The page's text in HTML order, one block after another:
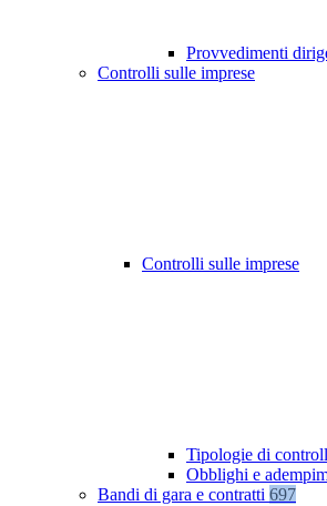
Provvedimenti
Controlli sulle imprese
Controlli sulle imprese
Tipologie di
Obblighi e
Bandi di gara e contratti 697